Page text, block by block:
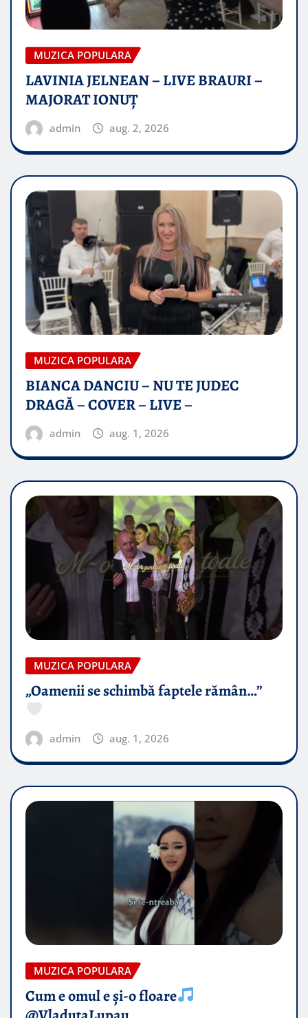
MUZICA POPULARA
LAVINIA JELNEAN – LIVE BRAURI –
MAJORAT IONUŢ
admin aug. 2, 2026
MUZICA POPULARA
BIANCA DANCIU – NU TE JUDEC
DRAGĂ – COVER – LIVE –
admin aug. 1, 2026
MUZICA POPULARA
„Oamenii se schimbă faptele rămân…”
admin aug. 1, 2026
MUZICA POPULARA
Cum e omul e și-o floare